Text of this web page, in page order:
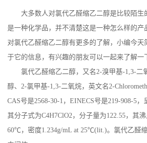
大多数人对氯代乙醛缩乙二醇是比较陌生
是一种化学品，并不清楚这是一种怎么样的产
对氯代乙醛缩乙二醇有更多的了解，小编今天
于它的信息，有兴趣的朋友可以一起来了解一
氯代乙醛缩乙二醇，又名2-溴甲基-1,3-二
醇、 2-氯甲基-1,3-二氧烷，英文名2-
CAS号是2568-30-1 ， EINECS号是219-908-5，
其分子式为C4H7ClO2，分子量为122.55，其
60℃，密度1.234g/mL at 25℃(lit.)。氯代乙醛